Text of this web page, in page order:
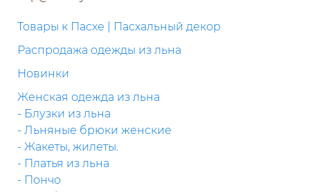
Товары к Пасхе | Пасхальный декор
Распродажа одежды из льна
Новинки
Женская одежда из льна
- Блузки из льна
- Льняные брюки женские
- Жакеты, жилеты.
- Платья из льна
- Пончо